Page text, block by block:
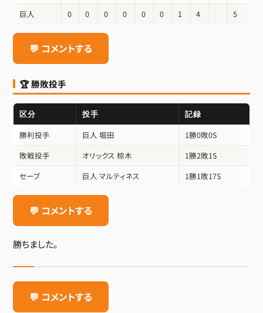
巨人
0 0 0 0 0 0 1 4 5
💬 コメントする
🏆 勝敗投手
区分 投手
記録
勝利投手
巨人 堀田
1勝0敗0S
敗戦投手
オリックス 椋木
1勝2敗1S
セーブ
巨人 マルティネス 1勝1敗17S
💬 コメントする
勝ちました。
💬 コメントする